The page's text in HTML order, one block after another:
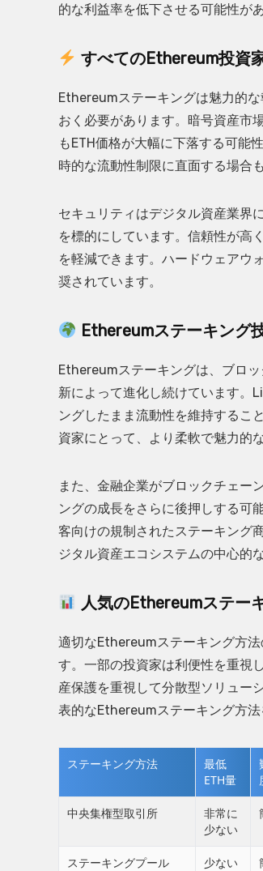
的な利益率を低下させる可能性があ
すべてのEthereum投資
Ethereumステーキングは魅力的
おく必要があります。暗号資産市
もETH価格が大幅に下落する可能
時的な流動性制限に直面する場合
セキュリティはデジタル資産業界
を標的にしています。信頼性が高
を軽減できます。ハードウェアウ
奨されています。
Ethereumステーキング
Ethereumステーキングは、ブロ
新によって進化し続けています。
ングしたまま流動性を維持するこ
資家にとって、より柔軟で魅力的
また、金融企業がブロックチェー
ングの成長をさらに後押しする可
客向けの規制されたステーキング
ジタル資産エコシステムの中心的
人気のEthereumステー
適切なEthereumステーキング方
す。一部の投資家は利便性を重視
産保護を重視して分散型ソリュー
表的なEthereumステーキング方法
ステーキング方法
最低
ETH量
中央集権型取引所
非常に
少ない
ステーキングプール 少ない